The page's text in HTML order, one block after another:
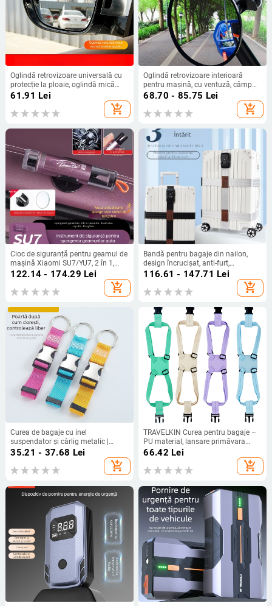
Oglindă retrovizoare universală cu
protecție la ploaie, oglindă mică
rotundă pentru unghiul mort și
61.91 Lei
add_shopping_cart
Oglindă retrovizoare interioară
pentru mașină, cu ventuză, câmp
vizual mare, oglindă auxiliară
68.70 - 85.75 Lei
add_shopping_cart
Cioc de siguranță pentru geamul de
mașină Xiaomi SU7/YU7, 2 în 1,
accesorii interioare, ABS
122.14 - 174.29 Lei
add_shopping_cart
Bandă pentru bagaje din nailon,
design încrucișat, anti-furt,
catarame fixe, lacăt cu cod vamal
116.61 - 147.71 Lei
add_shopping_cart
Curea de bagaje cu inel
suspendator și cârlig metalic |
Golden Eagle | Material: Metal;
încărcării; Lansare: Toamnă 2024
35.21 - 37.68 Lei
add_shopping_cart
TRAVELKIN Curea pentru bagaje –
PU material, lansare primăvara
2024, pliabilă pentru depozitare și
66.42 Lei
add_shopping_cart